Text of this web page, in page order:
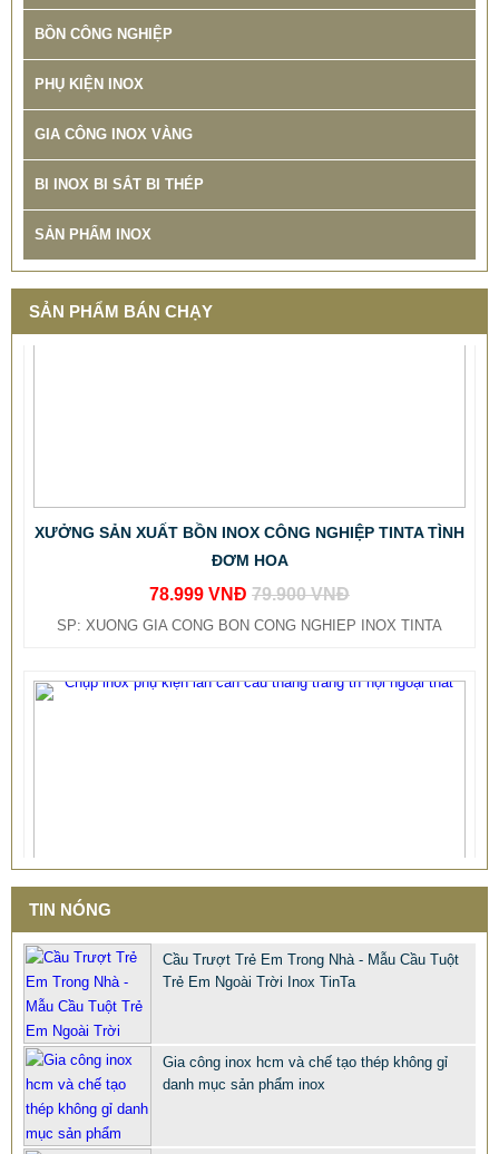
BỒN CÔNG NGHIỆP
PHỤ KIỆN INOX
GIA CÔNG INOX VÀNG
BI INOX BI SẮT BI THÉP
SẢN PHẨM INOX
SẢN PHẨM BÁN CHẠY
ĐƠM HOA
78.999 VNĐ 79.900 VNĐ
SP: XUONG GIA CONG BON CONG NGHIEP INOX TINTA
TIN NÓNG
Cầu Trượt Trẻ Em Trong Nhà - Mẫu Cầu Tuột
Trẻ Em Ngoài Trời Inox TinTa
Gia công inox hcm và chế tạo thép không gỉ
danh mục sản phẩm inox